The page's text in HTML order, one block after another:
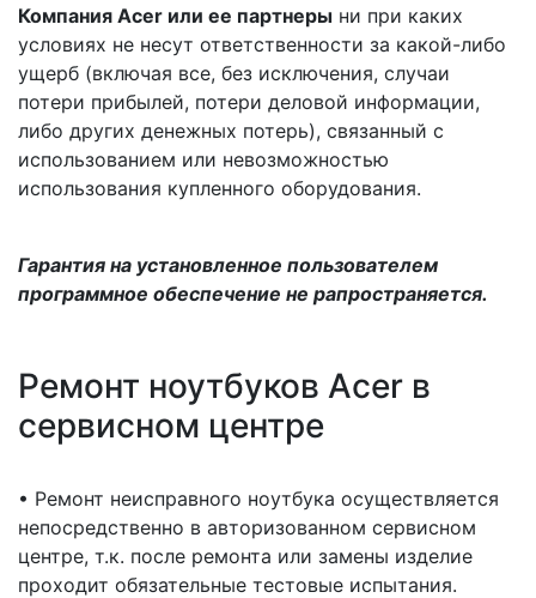
Компания Acer или ее партнеры ни при каких
условиях не несут ответственности за какой-либо
ущерб (включая все, без исключения, случаи
потери прибылей, потери деловой информации,
либо других денежных потерь), связанный с
использованием или невозможностью
использования купленного оборудования.
Гарантия на установленное пользователем
программное обеспечение не рапространяется.
Ремонт ноутбуков Acer в
сервисном центре
• Ремонт неисправного ноутбука осуществляется
непосредственно в авторизованном сервисном
центре, т.к. после ремонта или замены изделие
проходит обязательные тестовые испытания.